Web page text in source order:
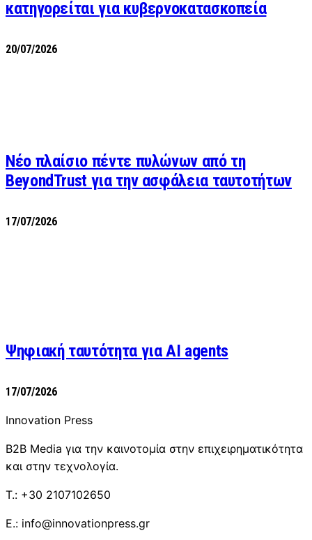
κατηγορείται για κυβερνοκατασκοπεία
20/07/2026
Νέο πλαίσιο πέντε πυλώνων από τη
BeyondTrust για την ασφάλεια ταυτοτήτων
17/07/2026
Ψηφιακή ταυτότητα για AI agents
17/07/2026
Innovation Press
B2B Media για την καινοτομία στην επιχειρηματικότητα
και στην τεχνολογία.
T.: +30 2107102650
E.: info@innovationpress.gr